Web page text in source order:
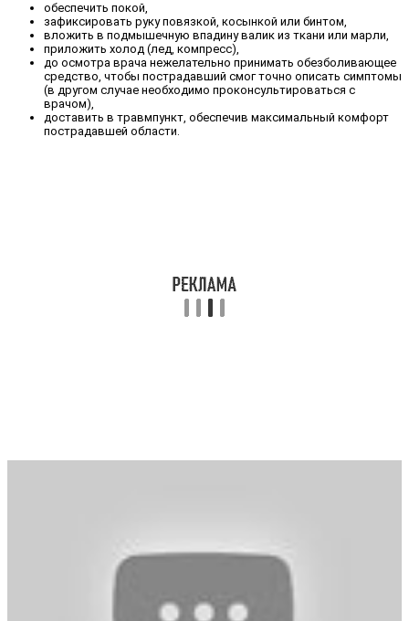
обеспечить покой,
зафиксировать руку повязкой, косынкой или бинтом,
вложить в подмышечную впадину валик из ткани или марли,
приложить холод (лед, компресс),
до осмотра врача нежелательно принимать обезболивающее
средство, чтобы пострадавший смог точно описать симптомы
(в другом случае необходимо проконсультироваться с
врачом),
доставить в травмпункт, обеспечив максимальный комфорт
пострадавшей области.